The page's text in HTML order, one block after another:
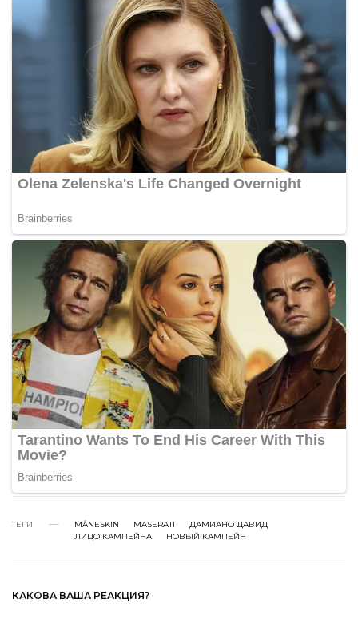
ТЕГИ MÅNESKIN MASERATI
ДАМИАНО ДАВИД
ЛИЦО КАМПЕЙНА
НОВЫЙ КАМПЕЙН
КАКОВА ВАША РЕАКЦИЯ?